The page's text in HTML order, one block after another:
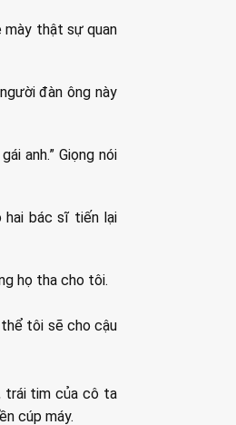
mày thật sự quan
đàn ông này
anh.” Giọng nói
hai bác sĩ tiến lại
họ tha cho tôi.
tôi sẽ cho cậu
trái tim của cô ta
cúp máy.